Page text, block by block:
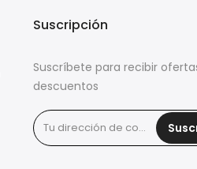
Suscripción
Suscríbete para recibir
descuentos